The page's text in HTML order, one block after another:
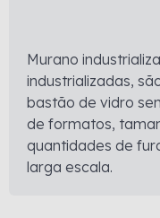
Murano
industrializadas,
bastão de vidro
de formatos,
quantidades de
larga escala.